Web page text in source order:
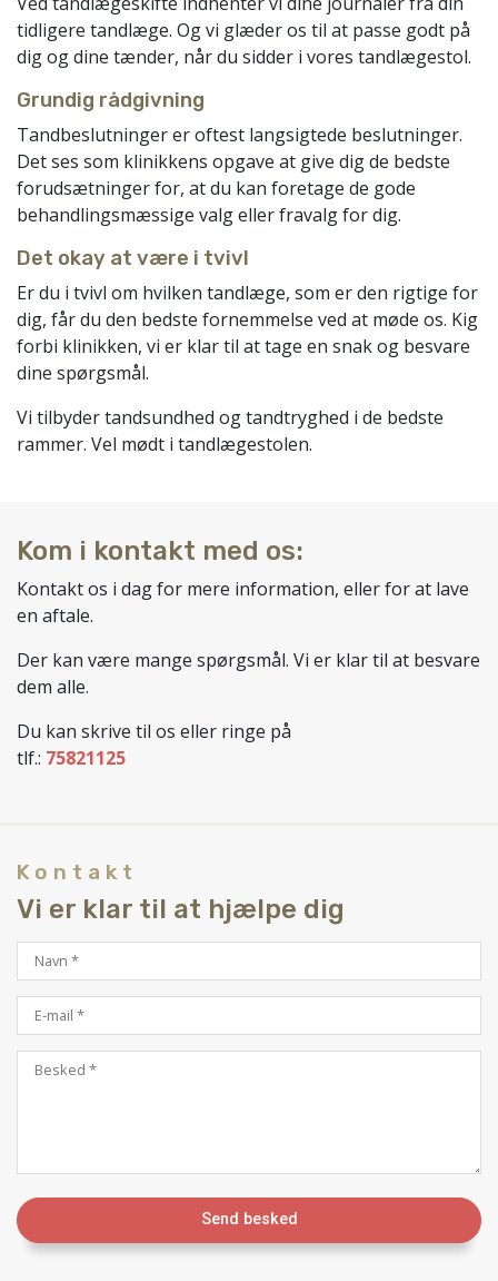
tidligere tandlæge. Og vi glæder os til at passe godt på
dig og dine tænder, når du sidder i vores tandlægestol.
Grundig rådgivning
Tandbeslutninger er oftest langsigtede beslutninger.
Det ses som klinikkens opgave at give dig de bedste
forudsætninger for, at du kan foretage de gode
behandlingsmæssige valg eller fravalg for dig.
Det okay at være i tvivl
Er du i tvivl om hvilken tandlæge, som er den rigtige for
dig, får du den bedste fornemmelse ved at møde os. Kig
forbi klinikken, vi er klar til at tage en snak og besvare
dine spørgsmål.
Vi tilbyder tandsundhed og tandtryghed i de bedste
rammer. Vel mødt i tandlægestolen.
Kom i kontakt med os:
Kontakt os i dag for mere information, eller for at lave
en aftale.
Der kan være mange spørgsmål. Vi er klar til at besvare
dem alle.
Du kan skrive til os eller ringe på
tlf.: 75821125
Kontakt
Vi er klar til at hjælpe dig